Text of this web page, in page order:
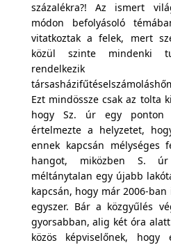
százalékra?! Az ismert
módon befolyásoló
vitatkoztak a felek, mert
közül szinte mindenki
rendelkezik
Ezt mindössze csak az tolta
hogy Sz. úr egy
értelmezte a helyzetet,
ennek kapcsán mélységes
hangot, miközben S.
méltánytalan egy újabb
kapcsán, hogy már 2006-
egyszer. Bár a közgyűlés
gyorsabban, alig két óra
közös képviselőnek, hogy